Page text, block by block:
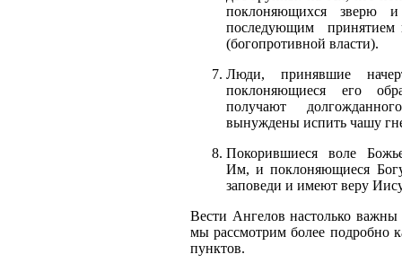
поклоняющихся зверю
последующим принятием
(богопротивной власти).
Люди, принявшие
поклоняющиеся его
получают
вынуждены испить чашу
Покорившиеся воле
Им, и поклоняющиеся
заповеди и имеют веру
Вести Ангелов настолько важны
мы рассмотрим более подробно
пунктов.